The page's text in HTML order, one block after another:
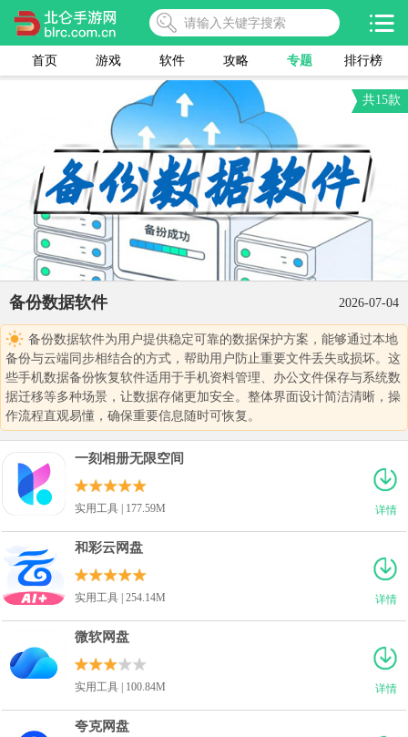
首页 游戏 软件 攻略 专题 排行榜
共15款
备份数据软件 2026-07-04
备份数据软件为用户提供稳定可靠的数据保护方案，能够通过本地
备份与云端同步相结合的方式，帮助用户防止重要文件丢失或损坏。这
些手机数据备份恢复软件适用于手机资料管理、办公文件保存与系统数
据迁移等多种场景，让数据存储更加安全。整体界面设计简洁清晰，操
作流程直观易懂，确保重要信息随时可恢复。
详情
一刻相册无限空间
实用工具 | 177.59M
详情
和彩云网盘
实用工具 | 254.14M
详情
微软网盘
实用工具 | 100.84M
夸克网盘